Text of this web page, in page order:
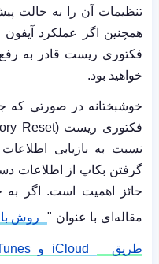
تنظیمات آن را به حالت
همچنین اگر عملکرد
فکتوری ریست قادر به
خواهید بود.
خوشبختانه در صورتی که
فکتوری ریست(Factory Reset)
نسبت به بازیابی
گرفتن بکاپ از اطلاعات
حائز اهمیت است. اگر به
مقاله‌ای با عنوان "
روش
طریق iCloud و